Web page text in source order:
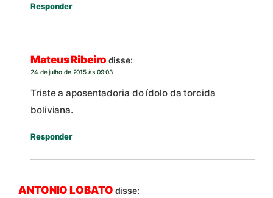
Responder
Mateus Ribeiro disse:
24 de julho de 2015 às 09:03
Triste a aposentadoria do ídolo da torcida
boliviana.
Responder
ANTONIO LOBATO disse: